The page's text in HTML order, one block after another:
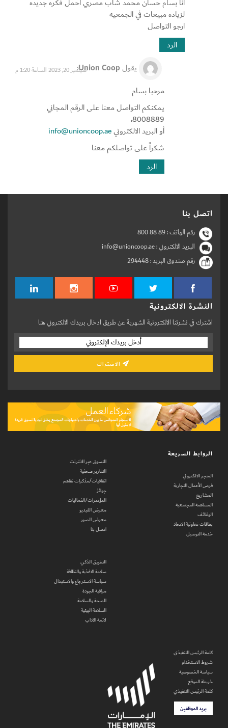
لزياده مبيعات في الجمعيه
ارجو التواصل
الرد
يقولUnion Coop
:
سبتمبر 20, 2023 الساعة 1:20 م
مرحبا بسام
يمكنكم التواصل معنا على الرقم المجاني
8008889،
أو البريد الالكترونيinfo@unioncoop.ae
شكراً على تواصلكم معنا
الرد
اتصل بنا
رقم الهاتف :800 88 89
البريد الالكتروني : info@unioncoop.ae
رقم صندوق البريد :294448
النشرة الالكترونية
اشترك في نشرتنا الالكترونية الشهرية عن طريق ادخال بريدك الالكتروني هنا
الروابط السريعة
المتجر الالكتروني
فرص الأعمال التجارية
المشاريع
المساهمة المجتمعية
الوظائف
بطاقات تعاونية الاتحاد
خدمة التوصيل
التسوق عبر الانترنت
التقارير صحفية
اتفاقيات/مذكرات تفاهم
جوائز
المؤتمرات/الفعاليات
معرض الفيديو
معرض الصور
اتصل بنا
التطبيق الذكي
سلامة الاغذية والنظافة
سياسة الاسترجاع والاستبدال
مراقبة الجودة
الصحة والسلامة
السلامة البيئية
لائحة الآداب
كلمة الرئيس التنفيذي
شروط الاستخدام
سياسة الخصوصية
خريطة الموقع
كلمة الرئيس التنفيذي
بريد الموظفين